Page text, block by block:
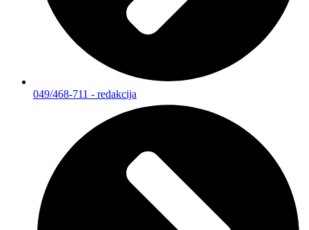
049/468-711 - redakcija